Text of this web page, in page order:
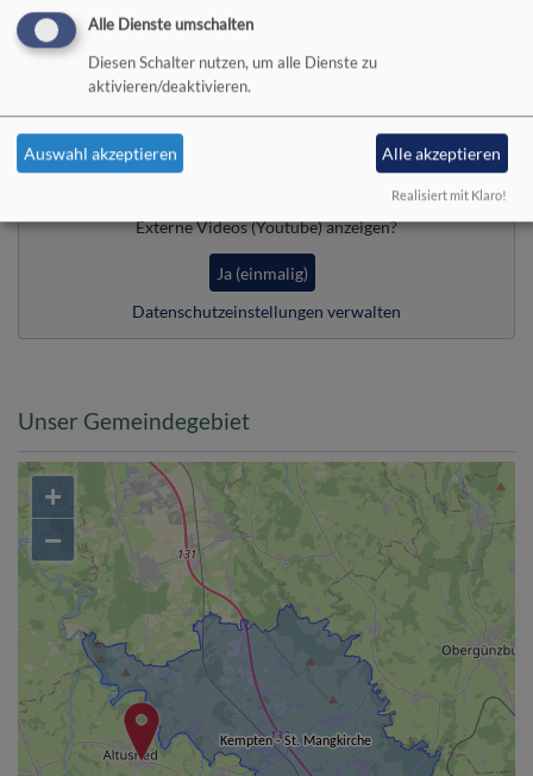
Film des Freundeskreises über die St.-Mang-
Kirche
Externe Videos (Youtube) anzeigen?
Ja (einmalig)
Datenschutzeinstellungen verwalten
Unser Gemeindegebiet
+
−
Alle Dienste umschalten
Diesen Schalter nutzen, um alle Dienste zu
aktivieren/deaktivieren.
Auswahl akzeptieren Alle akzeptieren
Realisiert mit Klaro!